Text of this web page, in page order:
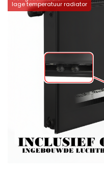
lage temperatuur radiator